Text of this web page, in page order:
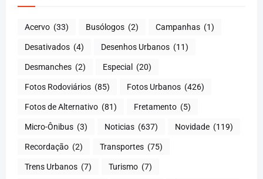
Acervo (33) Busólogos (2) Campanhas (1)
Desativados (4) Desenhos Urbanos (11)
Desmanches (2) Especial (20)
Fotos Rodoviários (85) Fotos Urbanos (426)
Fotos de Alternativo (81) Fretamento (5)
Micro-Ônibus (3) Noticias (637) Novidade (119)
Recordação (2) Transportes (75)
Trens Urbanos (7) Turismo (7)